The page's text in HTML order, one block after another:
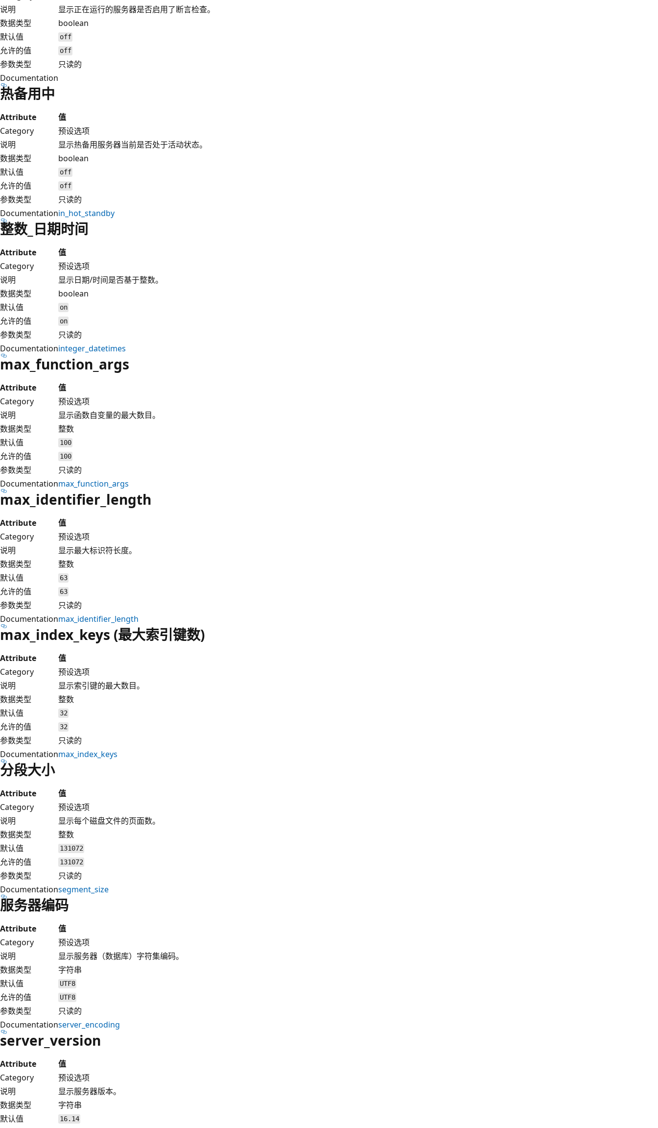
说明
显示正在运行的服务器是否启用了断言检查。
数据类型
boolean
默认值
off
允许的值 off
参数类型
只读的
Documentation
热备用中
Attribute
值
Category
预设选项
说明
显示热备用服务器当前是否处于活动状态。
数据类型
boolean
默认值
off
允许的值 off
参数类型
只读的
Documentationin_hot_standby
整数_日期时间
Attribute
值
Category
预设选项
说明
显示日期/时间是否基于整数。
数据类型
boolean
默认值
on
允许的值 on
参数类型
只读的
Documentationinteger_datetimes
max_function_args
Attribute
值
Category
预设选项
说明
显示函数自变量的最大数目。
数据类型
整数
默认值
100
允许的值 100
参数类型
只读的
Documentationmax_function_args
max_identifier_length
Attribute
值
Category
预设选项
说明
显示最大标识符长度。
数据类型
整数
默认值
63
允许的值 63
参数类型
只读的
Documentationmax_identifier_length
max_index_keys (最大索引键数)
Attribute
值
Category
预设选项
说明
显示索引键的最大数目。
数据类型
整数
默认值
32
允许的值 32
参数类型
只读的
Documentationmax_index_keys
分段大小
Attribute
值
Category
预设选项
说明
显示每个磁盘文件的页面数。
数据类型
整数
默认值
131072
允许的值 131072
参数类型
只读的
Documentationsegment_size
服务器编码
Attribute
值
Category
预设选项
说明
显示服务器（数据库）字符集编码。
数据类型
字符串
默认值
UTF8
允许的值 UTF8
参数类型
只读的
Documentationserver_encoding
server_version
Attribute
值
Category
预设选项
说明
显示服务器版本。
数据类型
字符串
默认值
16.14